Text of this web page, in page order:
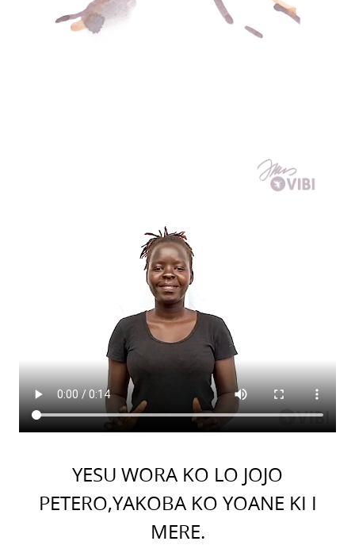
YESU WORA KO LO JOJO
PETERO,YAKOBA KO YOANE KI I
MERE.